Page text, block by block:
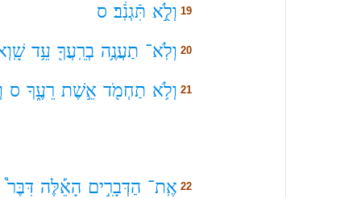
19 וְלֹ֖֣א תִּֿגְנֹֽ֔ב׃ ס
20 וְלֹֽא־ תַעֲנֶ֥ה בְרֵֽעֲךָ֖ עֵ֥ד
21 וְלֹ֥א תַחְמֹ֖ד אֵ֣שֶׁת רֵעֶ֑ךָ ס
22 אֶֽת־ הַדְּבָרִ֣ים הָאֵ֡לֶּה דִּבֶּר֩